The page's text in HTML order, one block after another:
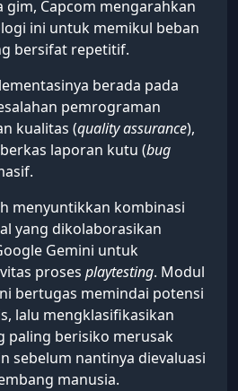
Capcom mengarahkan
ini untuk memikul beban
bersifat repetitif.
berada pada
pemrograman
kualitas (quality assurance),
laporan kutu (bug
menyuntikkan kombinasi
yang dikolaborasikan
Gemini untuk
proses playtesting. Modul
bertugas memindai potensi
lalu mengklasifikasikan
paling berisiko merusak
sebelum nantinya dievaluasi
manusia.